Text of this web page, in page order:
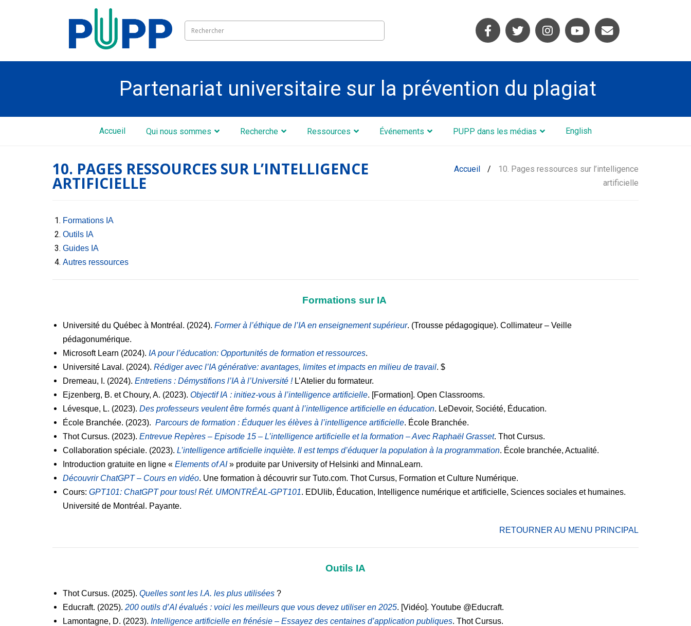
Partenariat universitaire sur la prévention du plagiat
Accueil Qui nous sommes Recherche Ressources Événements PUPP dans les médias English
10. PAGES RESSOURCES SUR L’INTELLIGENCE
ARTIFICIELLE
Accueil /
10. Pages ressources sur l’intelligence
artificielle
Formations IA
Outils IA
Guides IA
Autres ressources
Formations sur IA
Université du Québec à Montréal. (2024). Former à l’éthique de l’IA en enseignement supérieur. (Trousse pédagogique). Collimateur – Veille
pédagonumérique.
Microsoft Learn (2024). IA pour l’éducation: Opportunités de formation et ressources.
Université Laval. (2024). Rédiger avec l’IA générative: avantages, limites et impacts en milieu de travail. $
Dremeau, I. (2024). Entretiens : Démystifions l’IA à l’Université !L’Atelier du formateur.
Ejzenberg, B. et Choury, A. (2023). Objectif IA : initiez-vous à l’intelligence artificielle. [Formation]. Open Classrooms.
Lévesque, L. (2023). Des professeurs veulent être formés quant à l’intelligence artificielle en éducation. LeDevoir, Société, Éducation.
École Branchée. (2023). Parcours de formation : Éduquer les élèves à l’intelligence artificielle. École Branchée.
Thot Cursus. (2023). Entrevue Repères – Episode 15 – L’intelligence artificielle et la formation – Avec Raphaël Grasset. Thot Cursus.
Collaboration spéciale. (2023). L’intelligence artificielle inquiète. Il est temps d’éduquer la population à la programmation. École branchée, Actualité.
Introduction gratuite en ligne « Elements of AI» produite par University of Helsinki and MinnaLearn.
Découvrir ChatGPT – Cours en vidéo. Une formation à découvrir sur Tuto.com. Thot Cursus, Formation et Culture Numérique.
Cours: GPT101: ChatGPT pour tous! Réf. UMONTRÉAL-GPT101. EDUlib, Éducation, Intelligence numérique et artificielle, Sciences sociales et humaines.
Université de Montréal. Payante.
RETOURNER AU MENU PRINCIPAL
Outils IA
Thot Cursus. (2025). Quelles sont les I.A. les plus utilisées ?
Educraft. (2025). 200 outils d’AI évalués : voici les meilleurs que vous devez utiliser en 2025. [Vidéo]. Youtube @Educraft.
Lamontagne, D. (2023). Intelligence artificielle en frénésie – Essayez des centaines d’application publiques. Thot Cursus.